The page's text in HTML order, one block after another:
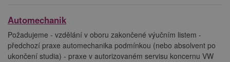
Automechanik
Požadujeme - vzdělání v oboru zakončené výučním listem -
předchozí praxe automechanika podmínkou (nebo absolvent po
ukončení studia) - praxe v autorizovaném servisu koncernu VW